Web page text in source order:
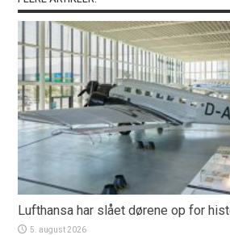
Lufthansa har slået dørene op for
5. august 2026